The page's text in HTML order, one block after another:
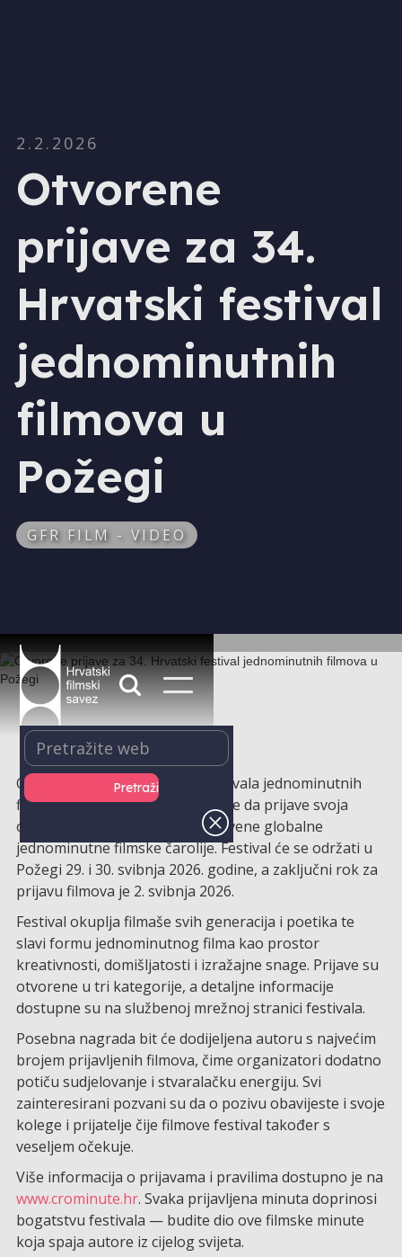
2.2.2026
Otvorene
prijave za 34.
Hrvatski festival
jednominutnih
filmova u
Požegi
GFR FILM - VIDEO
Organizatori 34. Hrvatskog festivala jednominutnih
filmova pozivaju autore i autorice da prijave svoja
ostvarenja i postanu dio jedinstvene globalne
jednominutne filmske čarolije. Festival će se održati u
Požegi 29. i 30. svibnja 2026. godine, a zaključni rok za
prijavu filmova je 2. svibnja 2026.
Festival okuplja filmaše svih generacija i poetika te
slavi formu jednominutnog filma kao prostor
kreativnosti, domišljatosti i izražajne snage. Prijave su
otvorene u tri kategorije, a detaljne informacije
dostupne su na službenoj mrežnoj stranici festivala.
Posebna nagrada bit će dodijeljena autoru s najvećim
brojem prijavljenih filmova, čime organizatori dodatno
potiču sudjelovanje i stvaralačku energiju. Svi
zainteresirani pozvani su da o pozivu obavijeste i svoje
kolege i prijatelje čije filmove festival također s
veseljem očekuje.
Više informacija o prijavama i pravilima dostupno je na
www.crominute.hr. Svaka prijavljena minuta doprinosi
bogatstvu festivala — budite dio ove filmske minute
koja spaja autore iz cijelog svijeta.